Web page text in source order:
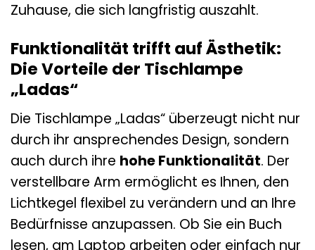
Zuhause, die sich langfristig auszahlt.
Funktionalität trifft auf Ästhetik:
Die Vorteile der Tischlampe
„Ladas“
Die Tischlampe „Ladas“ überzeugt nicht nur
durch ihr ansprechendes Design, sondern
auch durch ihre hohe Funktionalität. Der
verstellbare Arm ermöglicht es Ihnen, den
Lichtkegel flexibel zu verändern und an Ihre
Bedürfnisse anzupassen. Ob Sie ein Buch
lesen, am Laptop arbeiten oder einfach nur